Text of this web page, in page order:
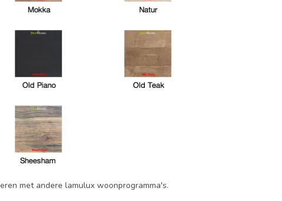
met andere lamulux woonprogramma's.